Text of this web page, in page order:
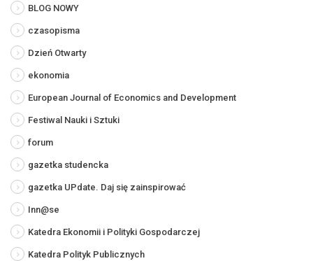
BLOG NOWY
czasopisma
Dzień Otwarty
ekonomia
European Journal of Economics and Development
Festiwal Nauki i Sztuki
forum
gazetka studencka
gazetka UPdate. Daj się zainspirować
Inn@se
Katedra Ekonomii i Polityki Gospodarczej
Katedra Polityk Publicznych